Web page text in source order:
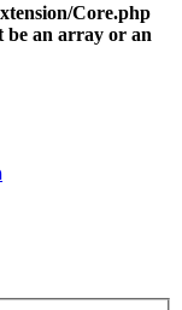
Core.php
be an array or an